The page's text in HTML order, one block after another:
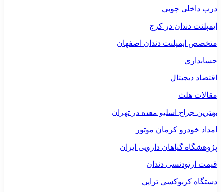
درب داخلی چوبی
ایمپلنت دندان در کرج
متخصص ایمپلنت دندان اصفهان
حسابداری
اقتصاد دیجیتال
مقالات هلث
بهترین جراح اسلیو معده در تهران
امداد خودرو کرمان موتور
پژوهشگاه گیاهان دارویی ایران
قیمت ارتودنسی دندان
دستگاه کربوکسی تراپی